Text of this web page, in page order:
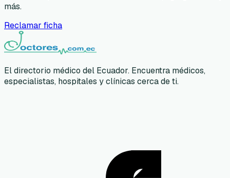
más.
Reclamar ficha
El directorio médico del Ecuador. Encuentra médicos,
especialistas, hospitales y clínicas cerca de ti.